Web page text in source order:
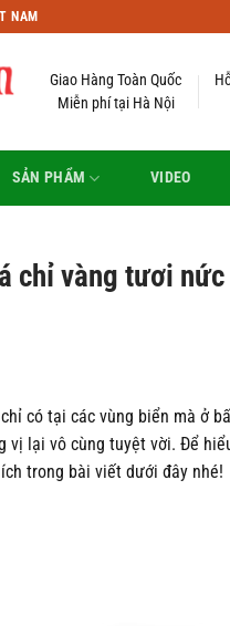
NAM
Giao Hàng Toàn Quốc
Miễn phí tại Hà Nội
SẢN PHẨM VIDEO
chỉ vàng tươi
có tại các vùng biển mà ở
vị lại vô cùng tuyệt vời. Để
trong bài viết dưới đây nhé!